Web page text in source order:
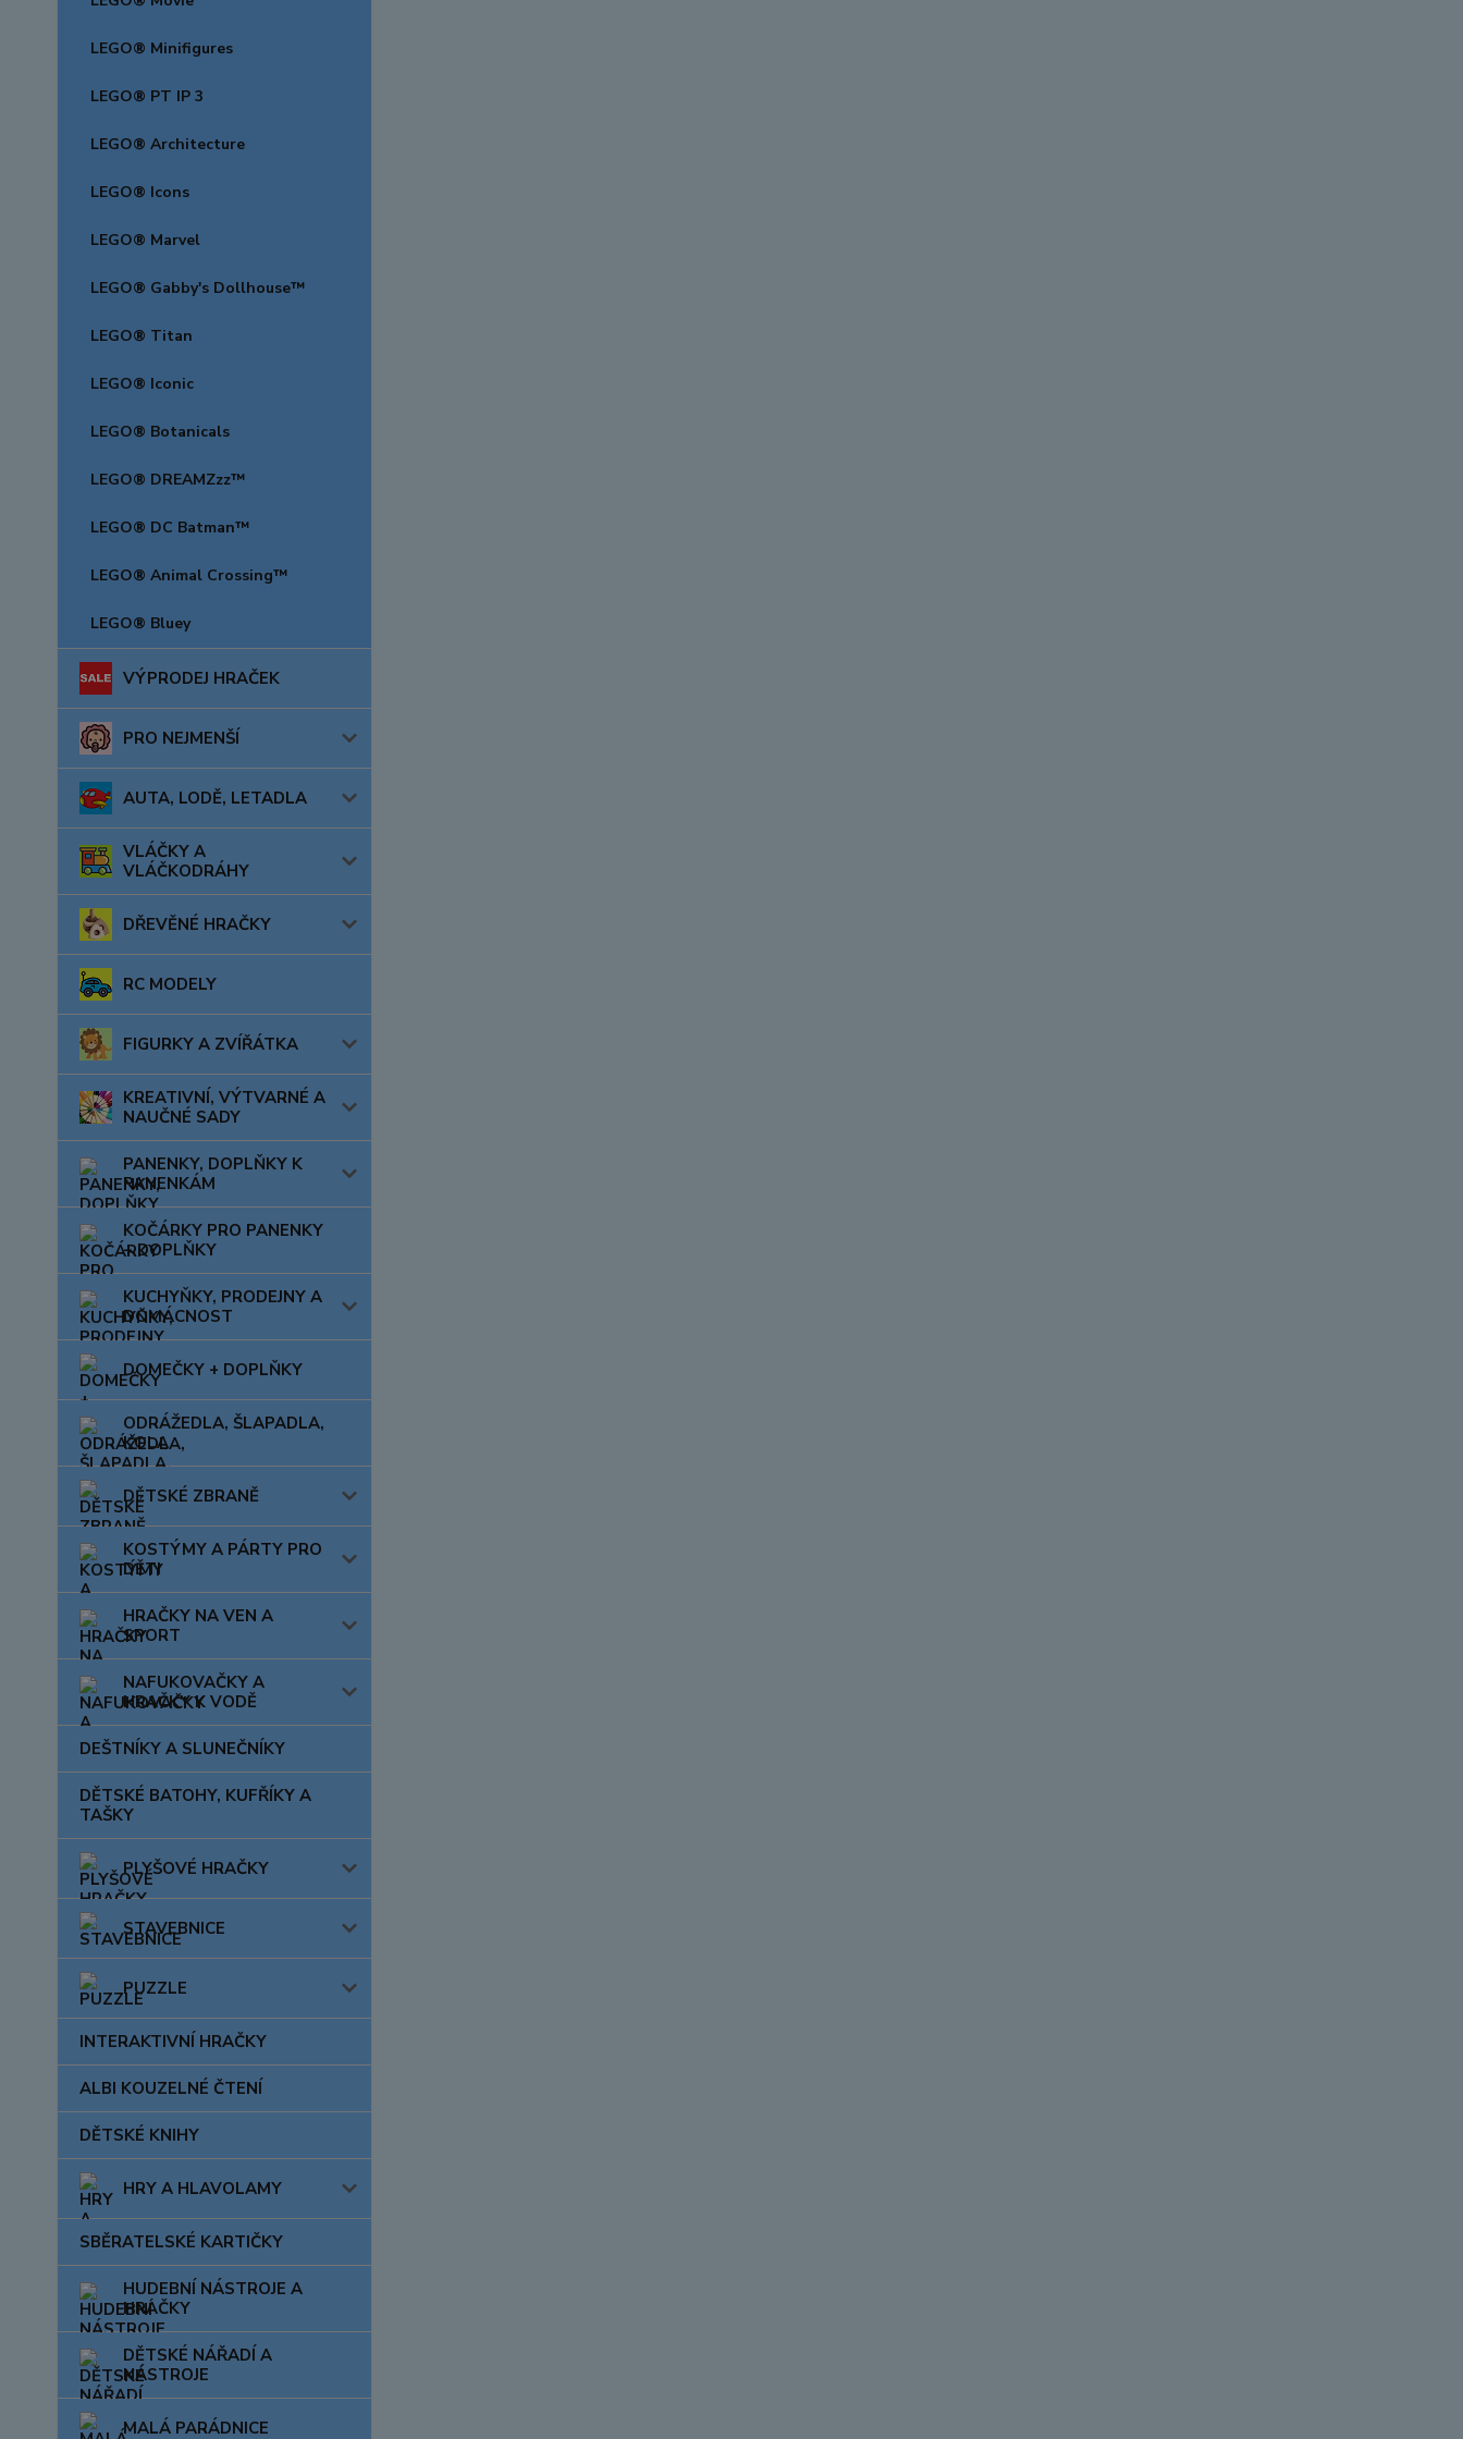
LEGO® Minifigures
LEGO® PT IP 3
LEGO® Architecture
LEGO® Icons
LEGO® Marvel
LEGO® Gabby's Dollhouse™
LEGO® Titan
LEGO® Iconic
LEGO® Botanicals
LEGO® DREAMZzz™
LEGO® DC Batman™
LEGO® Animal Crossing™
LEGO® Bluey
VÝPRODEJ HRAČEK
PRO NEJMENŠÍ
AUTA, LODĚ, LETADLA
VLÁČKY A
VLÁČKODRÁHY
DŘEVĚNÉ HRAČKY
RC MODELY
FIGURKY A ZVÍŘÁTKA
KREATIVNÍ, VÝTVARNÉ A
NAUČNÉ SADY
PANENKY, DOPLŇKY K
PANENKÁM
KOČÁRKY PRO PANENKY
+ DOPLŇKY
KUCHYŇKY, PRODEJNY A
DOMÁCNOST
DOMEČKY + DOPLŇKY
ODRÁŽEDLA, ŠLAPADLA,
KOLA
DĚTSKÉ ZBRANĚ
KOSTÝMY A PÁRTY PRO
DĚTI
HRAČKY NA VEN A
SPORT
NAFUKOVAČKY A
HRAČKY K VODĚ
DEŠTNÍKY A SLUNEČNÍKY
DĚTSKÉ BATOHY, KUFŘÍKY A
TAŠKY
PLYŠOVÉ HRAČKY
STAVEBNICE
PUZZLE
INTERAKTIVNÍ HRAČKY
ALBI KOUZELNÉ ČTENÍ
DĚTSKÉ KNIHY
HRY A HLAVOLAMY
SBĚRATELSKÉ KARTIČKY
HUDEBNÍ NÁSTROJE A
HRAČKY
DĚTSKÉ NÁŘADÍ A
NÁSTROJE
MALÁ PARÁDNICE